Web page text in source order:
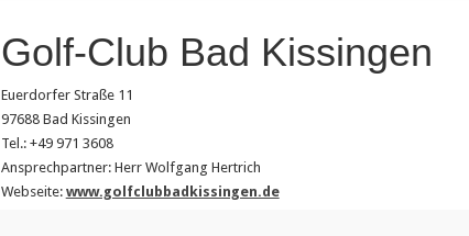
Golf-Club Bad Kissingen
Euerdorfer Straße 11
97688 Bad Kissingen
Tel.: +49 971 3608
Ansprechpartner: Herr Wolfgang Hertrich
Webseite: www.golfclubbadkissingen.de